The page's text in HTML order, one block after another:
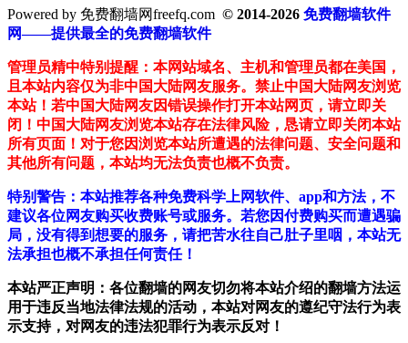
Powered by 免费翻墙网freefq.com © 2014-2026 免费翻墙软件
网——提供最全的免费翻墙软件
管理员精中特别提醒：本网站域名、主机和管理员都在美国，
且本站内容仅为非中国大陆网友服务。禁止中国大陆网友浏览
本站！若中国大陆网友因错误操作打开本站网页，请立即关
闭！中国大陆网友浏览本站存在法律风险，恳请立即关闭本站
所有页面！对于您因浏览本站所遭遇的法律问题、安全问题和
其他所有问题，本站均无法负责也概不负责。
特别警告：本站推荐各种免费科学上网软件、app和方法，不
建议各位网友购买收费账号或服务。若您因付费购买而遭遇骗
局，没有得到想要的服务，请把苦水往自己肚子里咽，本站无
法承担也概不承担任何责任！
本站严正声明：各位翻墙的网友切勿将本站介绍的翻墙方法运
用于违反当地法律法规的活动，本站对网友的遵纪守法行为表
示支持，对网友的违法犯罪行为表示反对！